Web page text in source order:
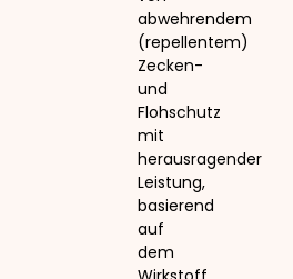
abwehrendem
(repellentem)
Zecken-
und
Flohschutz
mit
herausragender
Leistung,
basierend
auf
dem